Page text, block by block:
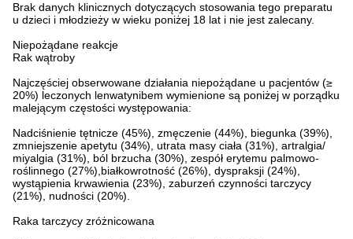
Brak danych klinicznych dotyczących stosowania tego preparatu
u dzieci i młodzieży w wieku poniżej 18 lat i nie jest zalecany.
Niepożądane reakcje
Rak wątroby
Najczęściej obserwowane działania niepożądane u pacjentów (≥
20%) leczonych lenwatynibem wymienione są poniżej w porządku
malejącym częstości występowania:
Nadciśnienie tętnicze (45%), zmęczenie (44%), biegunka (39%),
zmniejszenie apetytu (34%), utrata masy ciała (31%), artralgia/
miyalgia (31%), ból brzucha (30%), zespół erytemu palmowo-
roślinnego (27%),białkowrotność (26%), dyspraksji (24%),
wystąpienia krwawienia (23%), zaburzeń czynności tarczycy
(21%), nudności (20%).
Raka tarczycy zróżnicowana